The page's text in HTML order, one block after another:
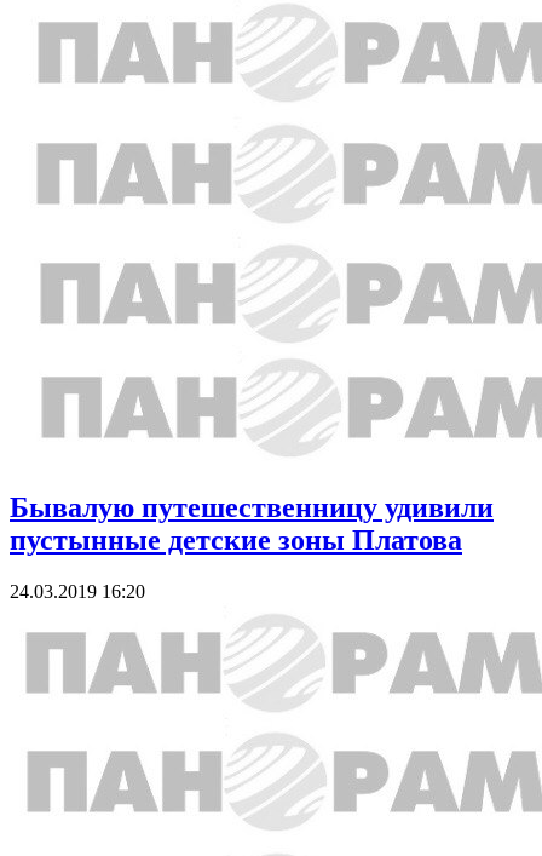
Бывалую путешественницу удивили
пустынные детские зоны Платова
24.03.2019 16:20